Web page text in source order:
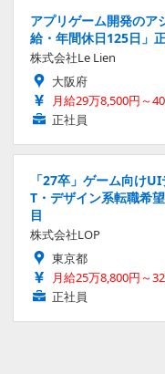
アプリゲーム開発のア
給・年間休日125日」
株式会社Le Lien
大阪府
月給29万8,500円～
正社員
「27卒」ゲーム向け
T・デザイン系転職希
目
株式会社LOP
東京都
月給25万8,800円～
正社員